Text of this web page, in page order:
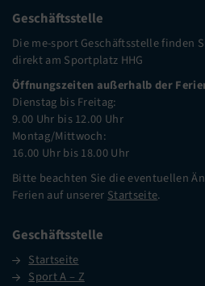
Geschäftsstelle
Die me-sport Geschäftsstelle finden
direkt am Sportplatz HHG
Öffnungszeiten außerhalb der
Dienstag bis Freitag:
9.00 Uhr bis 12.00 Uhr
Montag/Mittwoch:
16.00 Uhr bis 18.00 Uhr
Bitte beachten Sie die eventuellen
Ferien auf unserer Startseite.
Geschäftsstelle
Startseite
Sport A – Z